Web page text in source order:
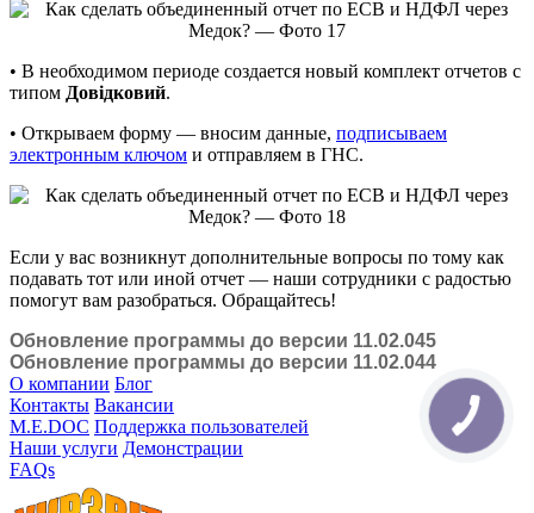
• В необходимом периоде создается новый комплект отчетов с
типом Довідковий.
• Открываем форму — вносим данные, подписываем
электронным ключом и отправляем в ГНС.
Если у вас возникнут дополнительные вопросы по тому как
подавать тот или иной отчет — наши сотрудники с радостью
помогут вам разобраться. Обращайтесь!
Обновление программы до версии 11.02.045
Обновление программы до версии 11.02.044
О компании Блог
Контакты Вакансии
M.E.DOC Поддержка пользователей
Наши услуги Демонстрации
FAQs